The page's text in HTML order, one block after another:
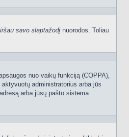
savo slaptažodį nuorodos. Toliau
nuo vaikų funkciją (COPPA),
administratorius arba jūs
arba jūsų pašto sistema